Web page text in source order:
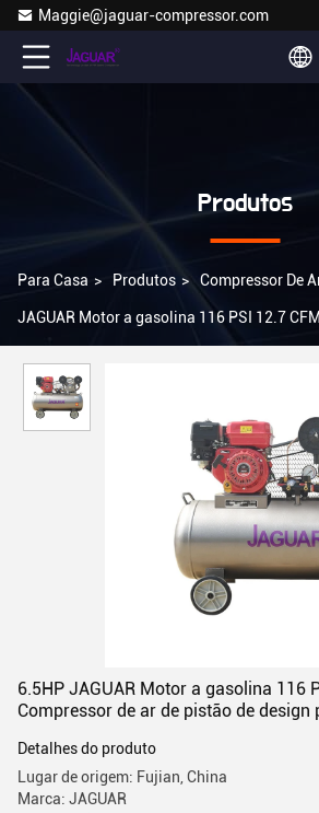
Maggie@jaguar-compressor.com
Produtos
Para Casa > Produtos > Compressor De
JAGUAR Motor a gasolina 116 PSI 12.7
6.5HP JAGUAR Motor a gasolina 116
Compressor de ar de pistão de design
Detalhes do produto
Lugar de origem: Fujian, China
Marca: JAGUAR